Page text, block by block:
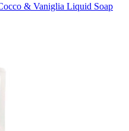
& Vaniglia Liquid Soap